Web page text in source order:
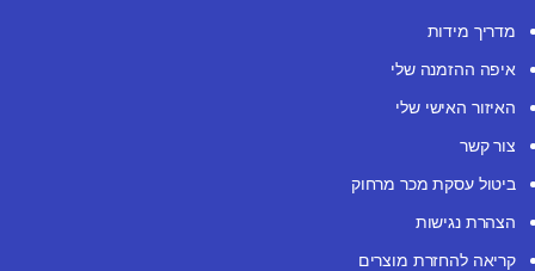
מדריך מידות
איפה ההזמנה שלי
האיזור האישי שלי
צור קשר
ביטול עסקת מכר מרחוק
הצהרת נגישות
קריאה להחזרת מוצרים